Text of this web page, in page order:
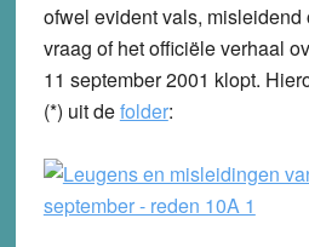
ofwel evident vals, misleidend
vraag of het officiële verhaal
11 september 2001 klopt.
(*) uit defolder: